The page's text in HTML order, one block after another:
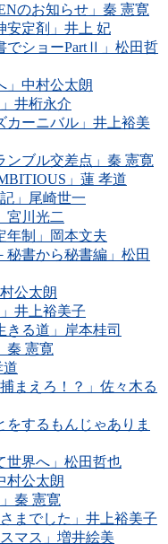
のお知らせ」秦 憲寛
安定剤」井上 妃
でショーPartⅡ」松田哲
」中村公太朗
井桁永介
カーニバル」井上裕美
ンブル交差点」秦 憲寛
」蓮 孝道
」尾崎世一
宮川光二
年制」岡本文夫
秘書から秘書編」松田
公太朗
井上裕美子
きる道」岸本桂司
秦 憲寛
道
まえろ！？」佐々木る
をするもんじゃありま
世界へ」松田哲也
村公太朗
秦 憲寛
までした」井上裕美子
マス」増井絵美